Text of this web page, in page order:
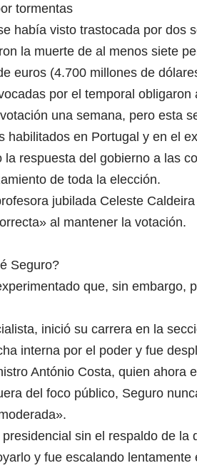
tormentas
había visto trastocada por dos
la muerte de al menos siete
euros (4.700 millones de
por el temporal
una semana, pero esta
habilitados en Portugal y en el
la respuesta del gobierno a las
de toda la elección.
jubilada Celeste
al mantener la votación.
Seguro?
que, sin embargo,
inició su carrera en la
interna por el poder y fue
António Costa, quien ahora
del foco público, Seguro
sin el respaldo de
y fue escalando lentamente